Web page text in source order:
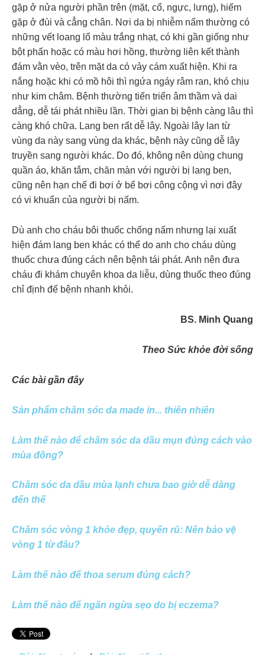
gặp ở nửa người phần trên (mặt, cổ, ngực, lưng), hiếm
gặp ở đùi và cẳng chân. Nơi da bị nhiễm nấm thường có
những vết loang lổ màu trắng nhạt, có khi gần giống như
bột phấn hoặc có màu hơi hồng, thường liên kết thành
đám vằn vèo, trên mặt da có vảy cám xuất hiện. Khi ra
nắng hoặc khi có mồ hôi thì ngứa ngáy râm ran, khó chịu
như kim châm. Bệnh thường tiến triển âm thầm và dai
dẳng, dễ tái phát nhiều lần. Thời gian bị bệnh càng lâu thì
càng khó chữa. Lang ben rất dễ lây. Ngoài lây lan từ
vùng da này sang vùng da khác, bệnh này cũng dễ lây
truyền sang người khác. Do đó, không nên dùng chung
quần áo, khăn tắm, chăn màn với người bị lang ben,
cũng nên hạn chế đi bơi ở bể bơi công cộng vì nơi đây
có vi khuẩn của người bị nấm.
Dù anh cho cháu bôi thuốc chống nấm nhưng lại xuất
hiện đám lang ben khác có thể do anh cho cháu dùng
thuốc chưa đúng cách nên bệnh tái phát. Anh nên đưa
cháu đi khám chuyên khoa da liễu, dùng thuốc theo đúng
chỉ định để bệnh nhanh khỏi.
BS. Minh Quang
Theo Sức khỏe đời sống
Các bài gần đây
Sản phẩm chăm sóc da made in... thiên nhiên
Làm thế nào để chăm sóc da dầu mụn đúng cách vào
mùa đông?
Chăm sóc da dầu mùa lạnh chưa bao giờ dễ dàng
đến thế
Chăm sóc vòng 1 khỏe đẹp, quyến rũ: Nên bảo vệ
vòng 1 từ đâu?
Làm thế nào để thoa serum đúng cách?
Làm thế nào để ngăn ngừa sẹo do bị eczema?